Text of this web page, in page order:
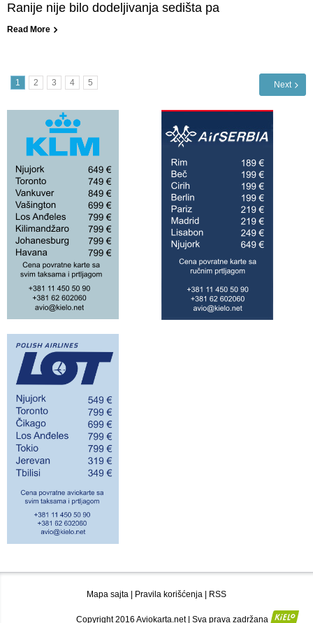
Ranije nije bilo dodeljivanja sedišta pa
Read More
1 2 3 4 5 Next
Mapa sajta Pravila korišćenja RSS
Copyright 2016 Aviokarta.net | Sva prava zadržana